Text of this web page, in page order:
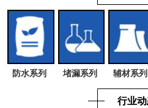
防水系列 堵漏系列 辅材系列
行业